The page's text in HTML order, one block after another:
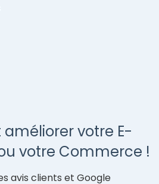
votre E-
votre Commerce !
avis clients et Google